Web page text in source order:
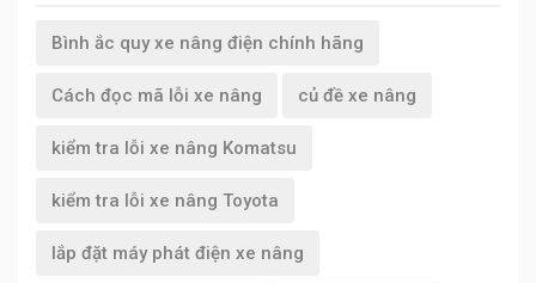
Bình ắc quy xe nâng điện chính hãng
Cách đọc mã lỗi xe nâng củ đề xe nâng
kiểm tra lỗi xe nâng Komatsu
kiểm tra lỗi xe nâng Toyota
lắp đặt máy phát điện xe nâng